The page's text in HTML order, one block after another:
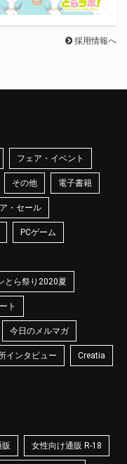
採用情報へ
フェア・イベント
その他 電子書籍
・セール
PCゲーム
とら祭り2020夏
ト
今日のメルマガ
インタビュー Creatia
販 女性向け通販 R-18